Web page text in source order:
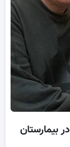
بیمارستان